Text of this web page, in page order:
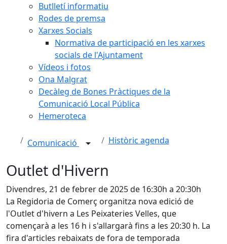
Butlletí informatiu
Rodes de premsa
Xarxes Socials
Normativa de participació en les xarxes
socials de l'Ajuntament
Vídeos i fotos
Ona Malgrat
Decàleg de Bones Pràctiques de la
Comunicació Local Pública
Hemeroteca
Comunicació Històric agenda
Outlet d'Hivern
Divendres, 21 de febrer de 2025 de 16:30h a 20:30h
La Regidoria de Comerç organitza nova edició de
l'Outlet d'hivern a Les Peixateries Velles, que
començarà a les 16 h i s'allargarà fins a les 20:30 h. La
fira d'articles rebaixats de fora de temporada